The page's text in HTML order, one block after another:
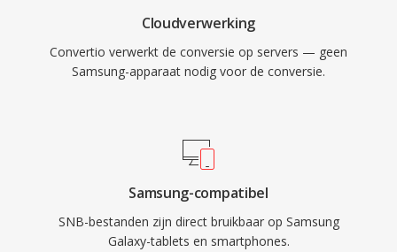
Cloudverwerking
Convertio verwerkt de conversie op servers — geen
Samsung-apparaat nodig voor de conversie.
Samsung-compatibel
SNB-bestanden zijn direct bruikbaar op Samsung
Galaxy-tablets en smartphones.